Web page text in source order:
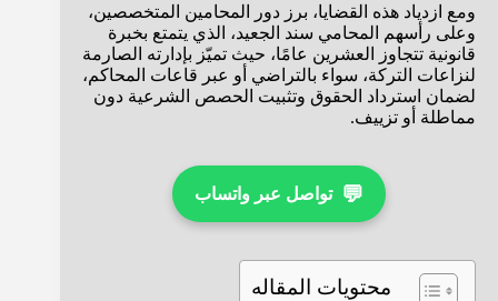
ومع ازدياد هذه القضايا، برز دور المحامين المتخصصين،
وعلى رأسهم المحامي سند الجعيد، الذي يتمتع بخبرة
قانونية تتجاوز العشرين عامًا، حيث تميّز بإدارته الصارمة
لنزاعات التركة، سواء بالتراضي أو عبر قاعات المحاكم،
لضمان استرداد الحقوق وتثبيت الحصص الشرعية دون
مماطلة أو تزييف.
💬 تواصل عبر واتساب
محتويات المقاله